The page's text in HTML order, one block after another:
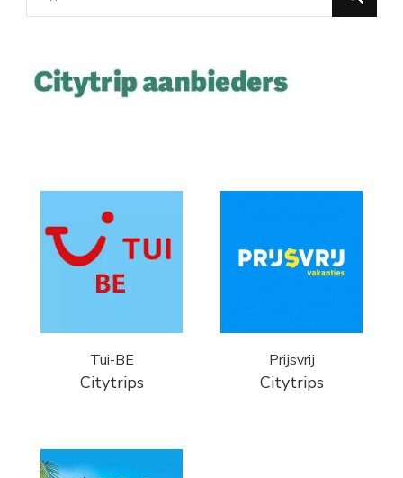
for
Tui-BE
Citytrips
Prijsvrij
Citytrips